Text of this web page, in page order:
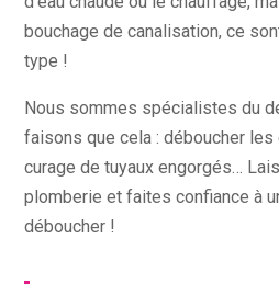
bouchage de canalisation, ce
type !
Nous sommes spécialistes du
faisons que cela : déboucher
curage de tuyaux engorgés…
plomberie et faites confiance à
déboucher !